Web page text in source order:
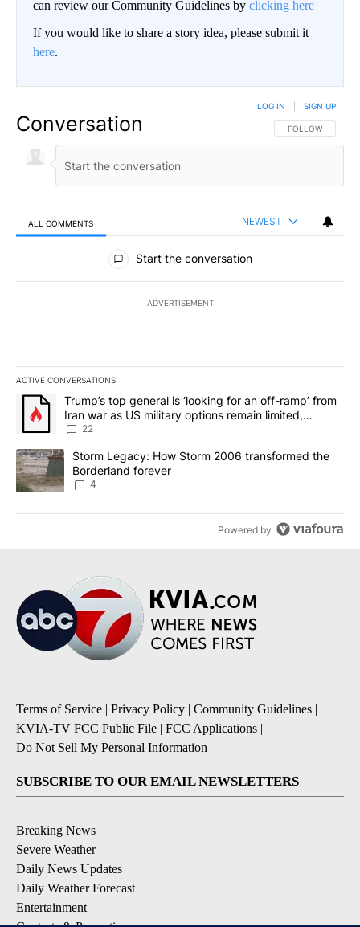
can review our Community Guidelines by clicking here
If you would like to share a story idea, please submit it
here.
Conversation FOLLOW THIS
FOLLOW
LOG IN SIGN UP
ALL COMMENTS NEWEST
All Comments
Start the conversation
ADVERTISEMENT
ACTIVE CONVERSATIONS
The following is a list of the most commented articles in the last
A trending article titled "Trump’s top general is ‘looking for an
Trump’s top general is ‘looking for an off-ramp’ from
Iran war as US military options remain limited,
sources say
22
A trending article titled "Storm Legacy: How Storm 2006
Storm Legacy: How Storm 2006 transformed the
Borderland forever
4
Powered by
Terms of Service | Privacy Policy | Community Guidelines |
KVIA-TV FCC Public File | FCC Applications |
Do Not Sell My Personal Information
SUBSCRIBE TO OUR EMAIL NEWSLETTERS
Breaking News
Severe Weather
Daily News Updates
Daily Weather Forecast
Entertainment